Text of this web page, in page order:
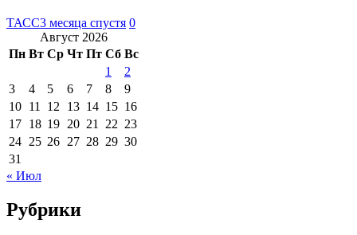
ТАСС3 месяца спустя 0
Август 2026
Пн Вт Ср Чт Пт Сб Вс
1
2
3
4 5 6 7 8
9
10 11 12 13 14 15 16
17 18 19 20 21 22 23
24 25 26 27 28 29 30
31
« Июл
Рубрики